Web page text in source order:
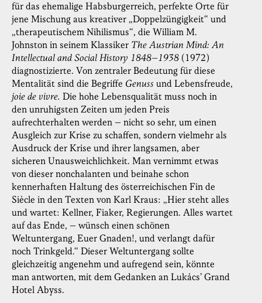
für das ehemalige Habsburgerreich, perfekte Orte für
jene Mischung aus kreativer „Doppelzüngigkeit“ und
„therapeutischem Nihilismus“, die William M.
Johnston in seinem Klassiker The Austrian Mind: An
Intellectual and Social History 1848–1938 (1972)
diagnostizierte. Von zentraler Bedeutung für diese
Mentalität sind die Begriffe Genuss und Lebensfreude,
joie de vivre. Die hohe Lebensqualität muss noch in
den unruhigsten Zeiten um jeden Preis
aufrechterhalten werden – nicht so sehr, um einen
Ausgleich zur Krise zu schaffen, sondern vielmehr als
Ausdruck der Krise und ihrer langsamen, aber
sicheren Unausweichlichkeit. Man vernimmt etwas
von dieser nonchalanten und beinahe schon
kennerhaften Haltung des österreichischen Fin de
Siècle in den Texten von Karl Kraus: „Hier steht alles
und wartet: Kellner, Fiaker, Regierungen. Alles wartet
auf das Ende, – wünsch einen schönen
Weltuntergang, Euer Gnaden!, und verlangt dafür
noch Trinkgeld.“ Dieser Weltuntergang sollte
gleichzeitig angenehm und aufregend sein, könnte
man antworten, mit dem Gedanken an Lukács’ Grand
Hotel Abyss.